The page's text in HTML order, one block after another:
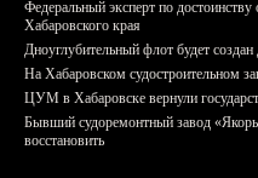
Федеральный эксперт по
Хабаровского края
Дноуглубительный флот будет
На Хабаровском судостроительном
ЦУМ в Хабаровске вернули
Бывший судоремонтный завод
восстановить